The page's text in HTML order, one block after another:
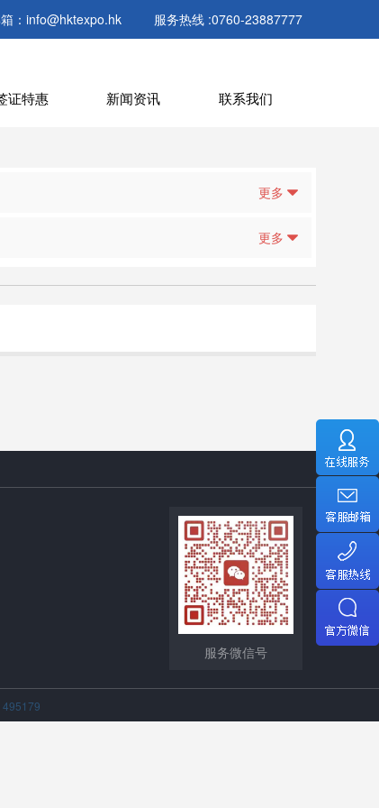
箱：info@hktexpo.hk 服务热线 :0760-23887777
证特惠 新闻资讯 联系我们
更多
更多
服务微信号
495179